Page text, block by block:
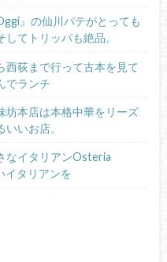
』の仙川パテがとっても
てトリッパも絶品。
西荻まで行って古本を見て
でランチ
坊本店は本格中華をリーズ
いお店。
なイタリアンOsteria
イタリアンを